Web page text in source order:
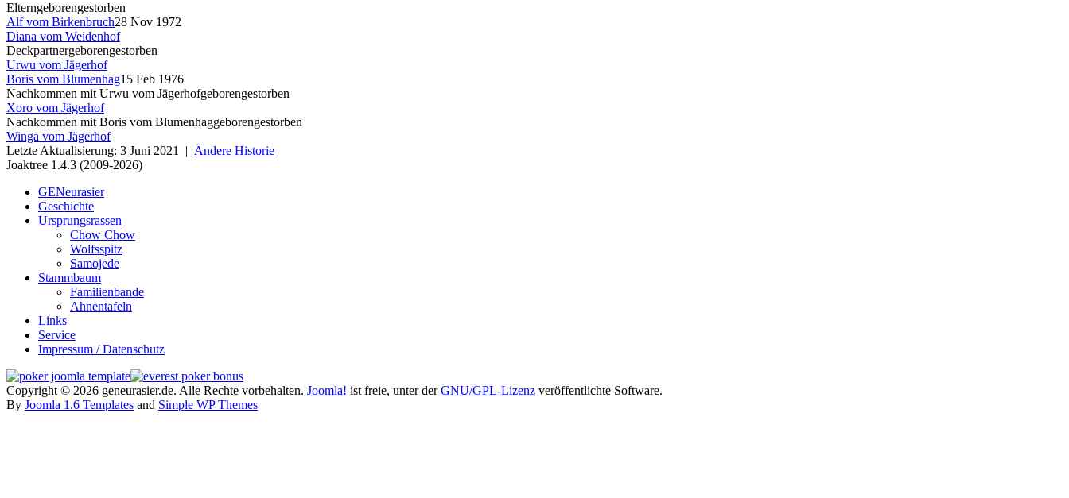
Elterngeborengestorben
Alf vom Birkenbruch28 Nov 1972
Diana vom Weidenhof
Deckpartnergeborengestorben
Urwu vom Jägerhof
Boris vom Blumenhag15 Feb 1976
Nachkommen mit Urwu vom Jägerhofgeborengestorben
Xoro vom Jägerhof
Nachkommen mit Boris vom Blumenhaggeborengestorben
Winga vom Jägerhof
Letzte Aktualisierung: 3 Juni 2021 | Ändere Historie
Joaktree 1.4.3 (2009-2026)
GENeurasier
Geschichte
Ursprungsrassen
Chow Chow
Wolfsspitz
Samojede
Stammbaum
Familienbande
Ahnentafeln
Links
Service
Impressum / Datenschutz
Copyright © 2026 geneurasier.de. Alle Rechte vorbehalten. Joomla! ist freie, unter derGNU/GPL-Lizenz veröffentlichte Software.
By Joomla 1.6 Templates and Simple WP Themes